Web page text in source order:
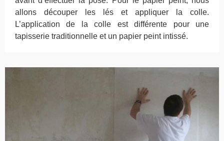
allons découper les lés et appliquer la colle.
L’application de la colle est différente pour une
tapisserie traditionnelle et un papier peint intissé.